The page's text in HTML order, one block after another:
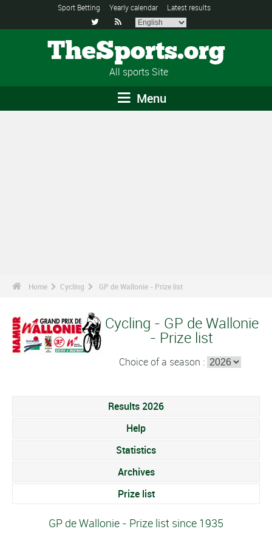
Sport Betting Yearly calendar Latest results
 
TheSports.org
All sports Site
Menu
Home Cycling GP de Wallonie - Prize list
Cycling - GP de Wallonie
- Prize list
Choice of a season :
Results 2026
Help
Statistics
Archives
Prize list
GP de Wallonie - Prize list since 1935